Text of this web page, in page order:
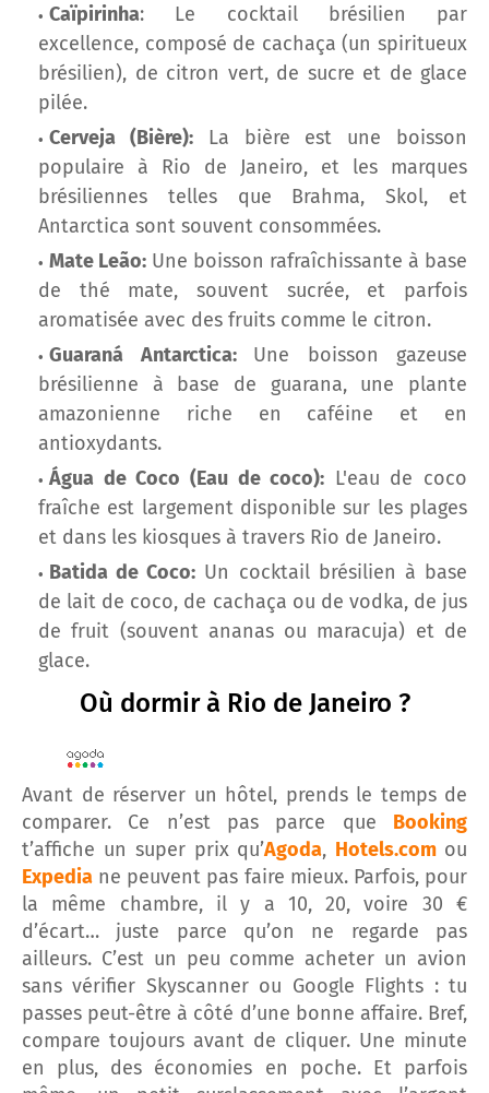
Caïpirinha: Le cocktail brésilien par
excellence, composé de cachaça (un spiritueux
brésilien), de citron vert, de sucre et de glace
pilée.
Cerveja (Bière):La bière est une boisson
populaire à Rio de Janeiro, et les marques
brésiliennes telles que Brahma, Skol, et
Antarctica sont souvent consommées.
Mate Leão: Une boisson rafraîchissante à base
de thé mate, souvent sucrée, et parfois
aromatisée avec des fruits comme le citron.
Guaraná Antarctica: Une boisson gazeuse
brésilienne à base de guarana, une plante
amazonienne riche en caféine et en
antioxydants.
Água de Coco (Eau de coco): L'eau de coco
fraîche est largement disponible sur les plages
et dans les kiosques à travers Rio de Janeiro.
Batida de Coco: Un cocktail brésilien à base
de lait de coco, de cachaça ou de vodka, de jus
de fruit (souvent ananas ou maracuja) et de
glace.
Où dormir à Rio de Janeiro ?
Avant de réserver un hôtel, prends le temps de
comparer. Ce n’est pas parce que Booking
t’affiche un super prix qu’Agoda, Hotels.com ou
Expedia ne peuvent pas faire mieux. Parfois, pour
la même chambre, il y a 10, 20, voire 30 €
d’écart… juste parce qu’on ne regarde pas
ailleurs. C’est un peu comme acheter un avion
sans vérifier Skyscanner ou Google Flights : tu
passes peut-être à côté d’une bonne affaire. Bref,
compare toujours avant de cliquer. Une minute
en plus, des économies en poche. Et parfois